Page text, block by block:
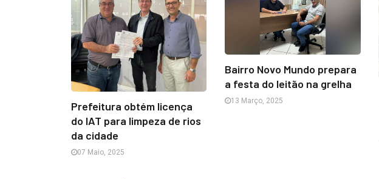
Prefeitura obtém licença
do IAT para limpeza de rios
da cidade
07 Maio, 2025
Bairro Novo Mundo prepara
a festa do leitão na grelha
13 Março, 2025